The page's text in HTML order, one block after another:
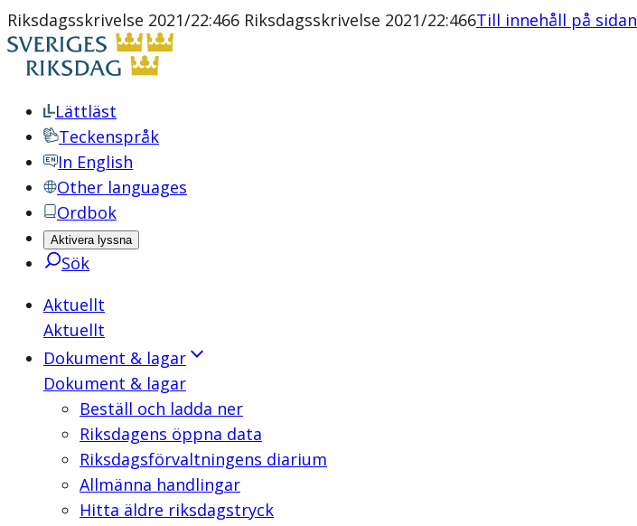
Riksdagsskrivelse 2021/22:466 Riksdagsskrivelse 2021/22:466Till innehåll på sidan
Lättläst
Teckenspråk
In English
Other languages
Ordbok
Aktivera lyssna
Sök
Aktuellt
Aktuellt
Dokument & lagar
Dokument & lagar
Beställ och ladda ner
Riksdagens öppna data
Riksdagsförvaltningens diarium
Allmänna handlingar
Hitta äldre riksdagstryck